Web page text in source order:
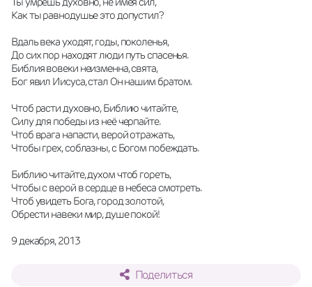
Как ты равнодушье это допустил?
Вдаль века уходят, годы, поколенья,
До сих пор находят люди путь спасенья.
Библия вовеки неизменна, свята,
Бог явил Иисуса, стал Он нашим братом.
Чтоб расти духовно, Библию читайте,
Силу для победы из неё черпайте.
Чтоб врага напасти, верой отражать,
Чтобы грех, соблазны, с Богом побеждать.
Библию читайте, духом чтоб гореть,
Чтобы с верой в сердце в небеса смотреть.
Чтоб увидеть Бога, город золотой,
Обрести навеки мир, душе покой!
9 декабря, 2013
Поделиться